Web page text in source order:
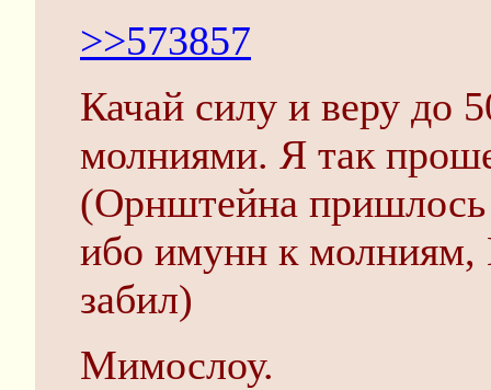
>>573857
Качай силу и веру до
молниями. Я так
(Орнштейна
ибо имунн к молниям,
забил)
Мимослоу.